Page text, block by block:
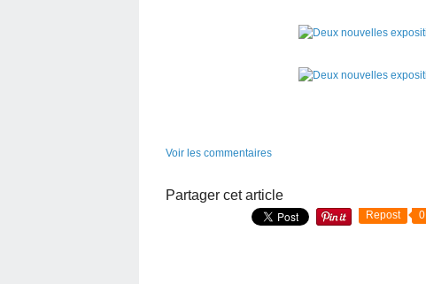
Voir les commentaires
Partager cet article
Repost 0